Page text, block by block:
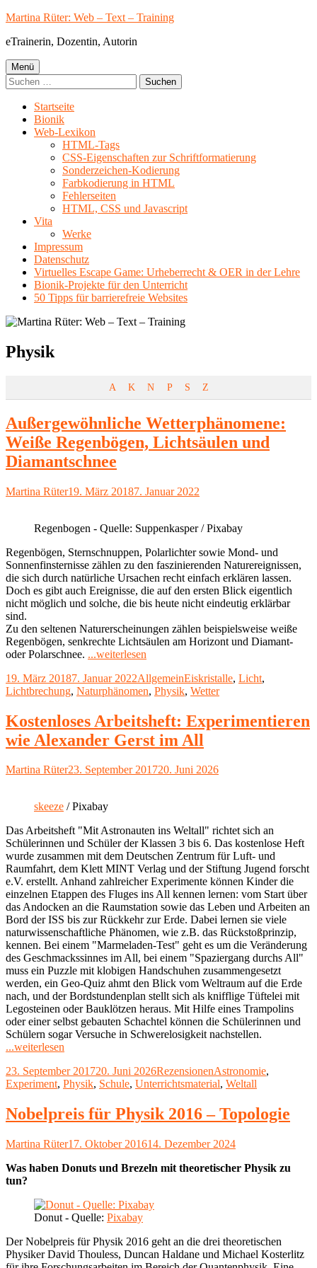
Springe
Inhalt
Martina Rüter: Web – Text – Training
eTrainerin, Dozentin, Autorin
Primäres
Menü
Menü
Suchen
nach:
Startseite
Bionik
Web-Lexikon
HTML-Tags
CSS-Eigenschaften zur Schriftformatierung
Sonderzeichen-Kodierung
Farbkodierung in HTML
Fehlerseiten
HTML, CSS und Javascript
Vita
Werke
Impressum
Datenschutz
Virtuelles Escape Game: Urheberrecht & OER in der Lehre
Bionik-Projekte für den Unterricht
50 Tipps für barrierefreie Websites
Schlagwort:
Physik
A K N P S Z
Außergewöhnliche Wetterphänomene:
Weiße Regenbögen, Lichtsäulen und
Diamantschnee
Autor
Martina RüterVeröffentlicht
19. März 20187. Januar 2022
Regenbogen - Quelle: Suppenkasper / Pixabay
Regenbögen, Sternschnuppen, Polarlichter sowie Mond- und
Sonnenfinsternisse zählen zu den faszinierenden Naturereignissen,
die sich durch natürliche Ursachen recht einfach erklären lassen.
Doch es gibt auch Ereignisse, die auf den ersten Blick eigentlich
nicht möglich und solche, die bis heute nicht eindeutig erklärbar
sind.
Zu den seltenen Naturerscheinungen zählen beispielsweise weiße
Regenbögen, senkrechte Lichtsäulen am Horizont und Diamant-
oder Polarschnee. ...weiterlesen
Weiße
Regenbögen,
und
Diamantschnee"
Veröffentlicht
am
19. März 20187. Januar 2022Kategorien
AllgemeinSchlagwörter
Eiskristalle, Licht,
Lichtbrechung, Naturphänomen, Physik, Wetter
Kostenloses Arbeitsheft: Experimentieren
wie Alexander Gerst im All
Autor
Martina RüterVeröffentlicht
23. September 201720. Juni 2026
skeeze / Pixabay
Das Arbeitsheft "Mit Astronauten ins Weltall" richtet sich an
Schülerinnen und Schüler der Klassen 3 bis 6. Das kostenlose Heft
wurde zusammen mit dem Deutschen Zentrum für Luft- und
Raumfahrt, dem Klett MINT Verlag und der Stiftung Jugend forscht
e.V. erstellt. Anhand zahlreicher Experimente können Kinder die
einzelnen Etappen des Fluges ins All kennen lernen: vom Start über
das Andocken an die Raumstation sowie das Leben und Arbeiten an
Bord der ISS bis zur Rückkehr zur Erde. Dabei lernen sie viele
naturwissenschaftliche Phänomen, wie z.B. das Rückstoßprinzip,
kennen. Bei einem "Marmeladen-Test" geht es um die Veränderung
des Geschmackssinnes im All, bei einem "Spaziergang durchs All"
muss ein Puzzle mit klobigen Handschuhen zusammengesetzt
werden, ein Geo-Quiz ahmt den Blick vom Weltraum auf die Erde
nach, und der Bordstundenplan stellt sich als knifflige Tüftelei mit
Legosteinen oder Bauklötzen heraus. Mit Hilfe eines Trampolins
oder einer selbst gebauten Schachtel können die Schülerinnen und
Schülern sogar Versuche in Schwerelosigkeit nachstellen.
...weiterlesen
Experimentieren
wie
Gerst
im
Veröffentlicht
am
23. September 201720. Juni 2026Kategorien
RezensionenSchlagwörter
Astronomie,
Experiment, Physik, Schule, Unterrichtsmaterial, Weltall
Nobelpreis für Physik 2016 – Topologie
Autor
Martina RüterVeröffentlicht
17. Oktober 201614. Dezember 2024
Was haben Donuts und Brezeln mit theoretischer Physik zu
tun?
Donut - Quelle: Pixabay
Der Nobelpreis für Physik 2016 geht an die drei theoretischen
Physiker David Thouless, Duncan Haldane und Michael Kosterlitz